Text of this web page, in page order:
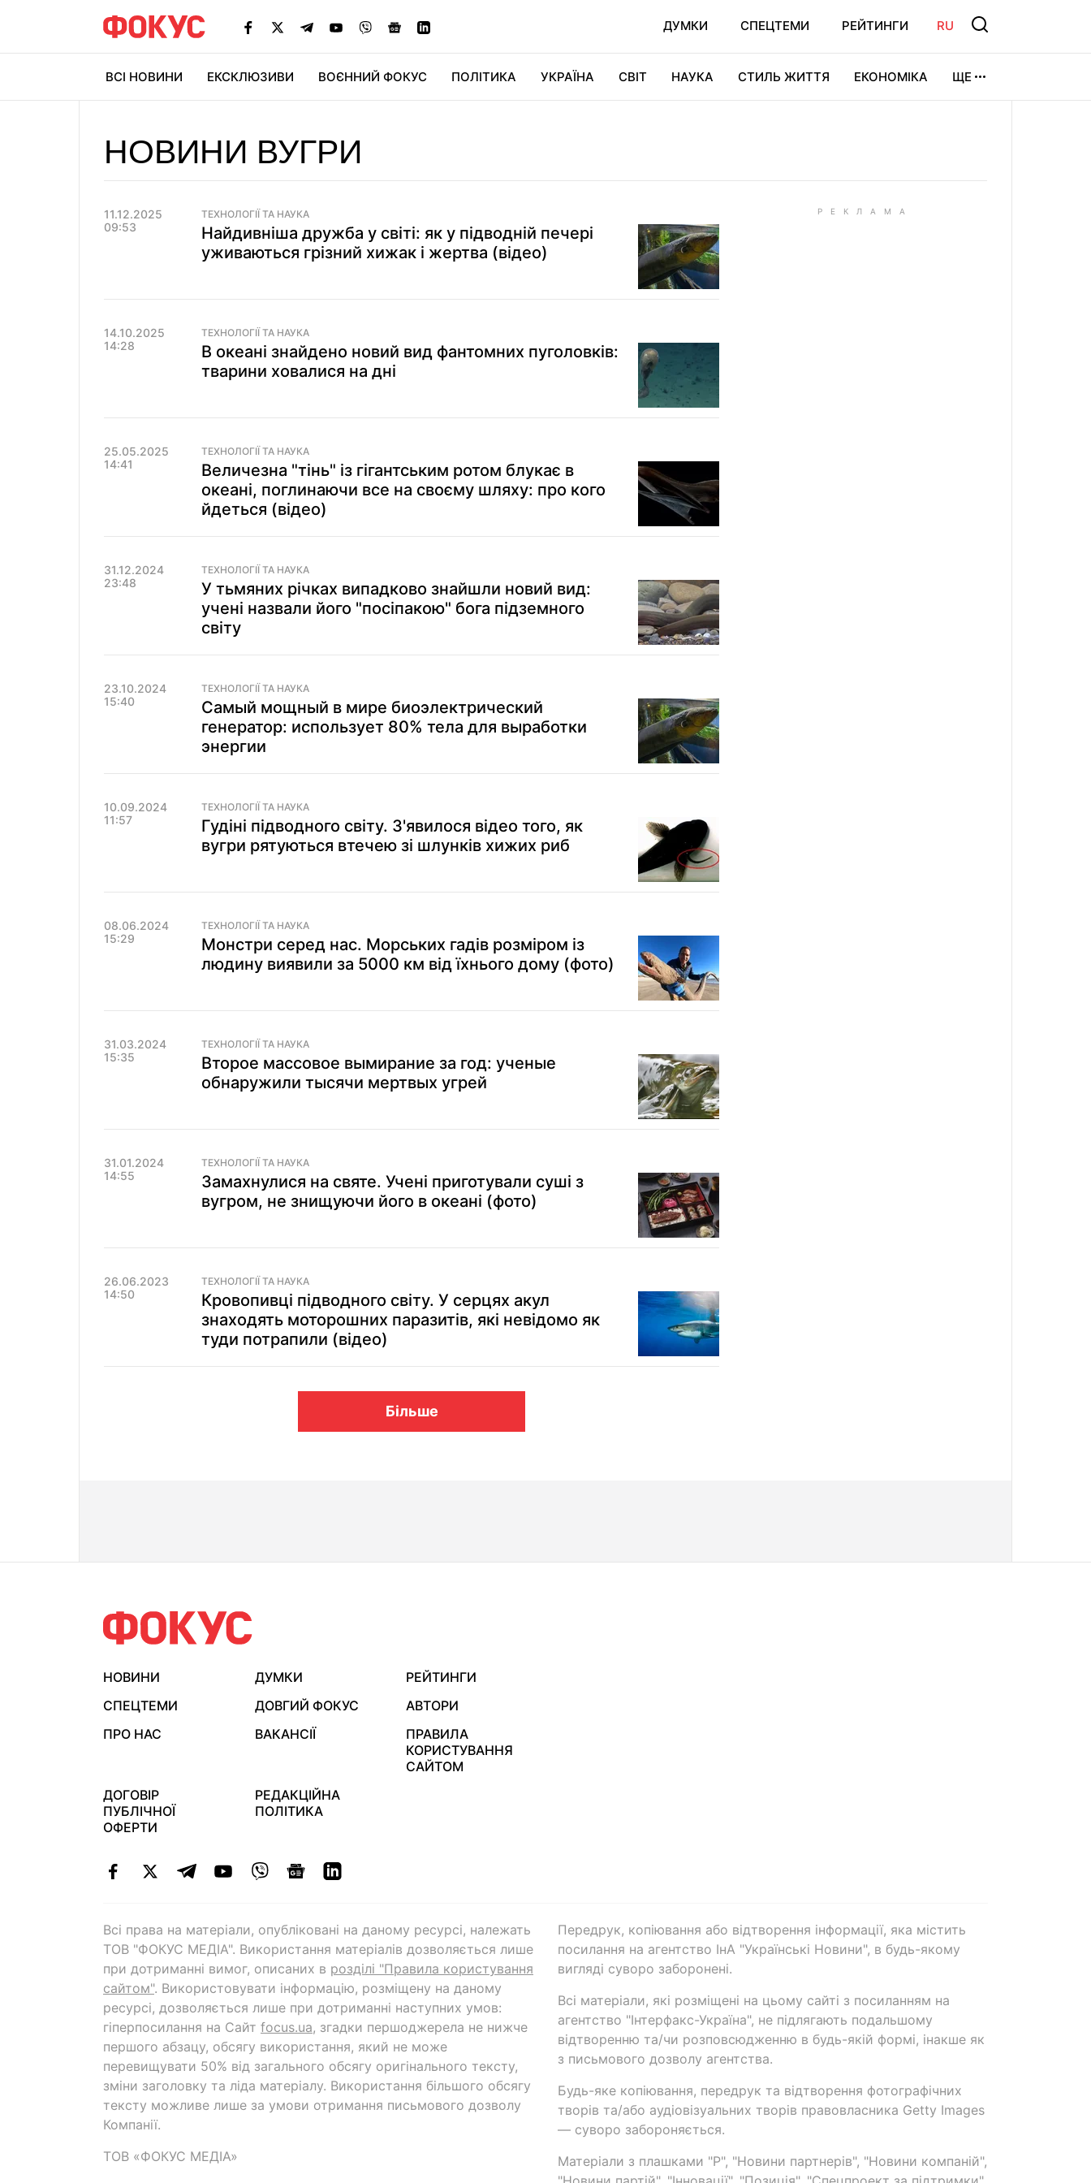
ДУМКИ СПЕЦТЕМИ РЕЙТИНГИ RU
ВСІ НОВИНИ ЕКСКЛЮЗИВИ ВОЄННИЙ ФОКУС ПОЛІТИКА УКРАЇНА СВІТ НАУКА СТИЛЬ ЖИТТЯ ЕКОНОМІКА ЩЕ
НОВИНИ ВУГРИ
11.12.2025
09:53
ТЕХНОЛОГІЇ ТА НАУКА
Найдивніша дружба у світі: як у підводній печері
уживаються грізний хижак і жертва (відео)
14.10.2025
14:28
ТЕХНОЛОГІЇ ТА НАУКА
В океані знайдено новий вид фантомних пуголовків:
тварини ховалися на дні
25.05.2025
14:41
ТЕХНОЛОГІЇ ТА НАУКА
Величезна "тінь" із гігантським ротом блукає в
океані, поглинаючи все на своєму шляху: про кого
йдеться (відео)
31.12.2024
23:48
ТЕХНОЛОГІЇ ТА НАУКА
У тьмяних річках випадково знайшли новий вид:
учені назвали його "посіпакою" бога підземного
світу
23.10.2024
15:40
ТЕХНОЛОГІЇ ТА НАУКА
Самый мощный в мире биоэлектрический
генератор: использует 80% тела для выработки
энергии
10.09.2024
11:57
ТЕХНОЛОГІЇ ТА НАУКА
Гудіні підводного світу. З'явилося відео того, як
вугри рятуються втечею зі шлунків хижих риб
08.06.2024
15:29
ТЕХНОЛОГІЇ ТА НАУКА
Монстри серед нас. Морських гадів розміром із
людину виявили за 5000 км від їхнього дому (фото)
31.03.2024
15:35
ТЕХНОЛОГІЇ ТА НАУКА
Второе массовое вымирание за год: ученые
обнаружили тысячи мертвых угрей
31.01.2024
14:55
ТЕХНОЛОГІЇ ТА НАУКА
Замахнулися на святе. Учені приготували суші з
вугром, не знищуючи його в океані (фото)
26.06.2023
14:50
ТЕХНОЛОГІЇ ТА НАУКА
Кровопивці підводного світу. У серцях акул
знаходять моторошних паразитів, які невідомо як
туди потрапили (відео)
Більше
НОВИНИ ДУМКИ
РЕЙТИНГИ
СПЕЦТЕМИ
ДОВГИЙ ФОКУС
АВТОРИ
ПРО НАС
ВАКАНСІЇ
ПРАВИЛА
КОРИСТУВАННЯ
САЙТОМ
ДОГОВІР
ПУБЛІЧНОЇ
ОФЕРТИ
РЕДАКЦІЙНА
ПОЛІТИКА
Всі права на матеріали, опубліковані на даному ресурсі, належать
ТОВ "ФОКУС МЕДІА". Використання матеріалів дозволяється лише
при дотриманні вимог, описаних в розділі "Правила користування
сайтом". Використовувати інформацію, розміщену на даному
ресурсі, дозволяється лише при дотриманні наступних умов:
гіперпосилання на Cайт focus.ua, згадки першоджерела не нижче
першого абзацу, обсягу використання, який не може
перевищувати 50% від загального обсягу оригінального тексту,
зміни заголовку та ліда матеріалу. Використання більшого обсягу
тексту можливе лише за умови отримання письмового дозволу
Компанії.
ТОВ «ФОКУС МЕДІА»
Передрук, копіювання або відтворення інформації, яка містить
посилання на агентство ІнА "Українські Новини", в будь-якому
вигляді суворо заборонені.
Всі матеріали, які розміщені на цьому сайті з посиланням на
агентство "Інтерфакс-Україна", не підлягають подальшому
відтворенню та/чи розповсюдженню в будь-якій формі, інакше як
з письмового дозволу агентства.
Будь-яке копіювання, передрук та відтворення фотографічних
творів та/або аудіовізуальних творів правовласника Getty Images
— суворо забороняється.
Матеріали з плашками "Р", "Новини партнерів", "Новини компаній",